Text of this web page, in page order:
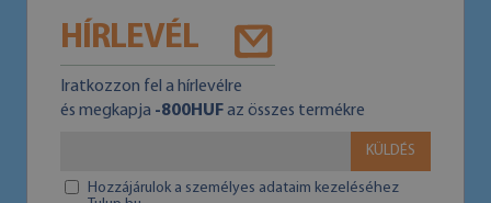
HÍRLEVÉL
Iratkozzon fel a hírlevélre
és megkapja -800HUFaz összes termékre
KÜLDÉS
Hozzájárulok a személyes adataim kezeléséhez